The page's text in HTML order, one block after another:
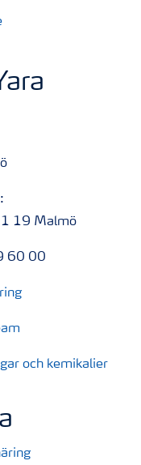
19 Malmö
60 00
och kemikalier